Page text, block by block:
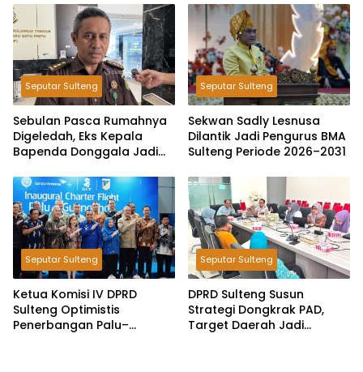
Seksual Kakak Beradik
Seputar Sulteng
Sebulan Pasca Rumahnya
Digeledah, Eks Kepala
Bapenda Donggala Jadi
Pemungutan Pajak
Pertambangan
Seputar Sulteng
Sekwan Sadly Lesnusa
Dilantik Jadi Pengurus BMA
Sulteng Periode 2026–2031
Seputar Sulteng
Ketua Komisi IV DPRD
Sulteng Optimistis
Penerbangan Palu–
Seputar Sulteng
DPRD Sulteng Susun
Strategi Dongkrak PAD,
Target Daerah Jadi